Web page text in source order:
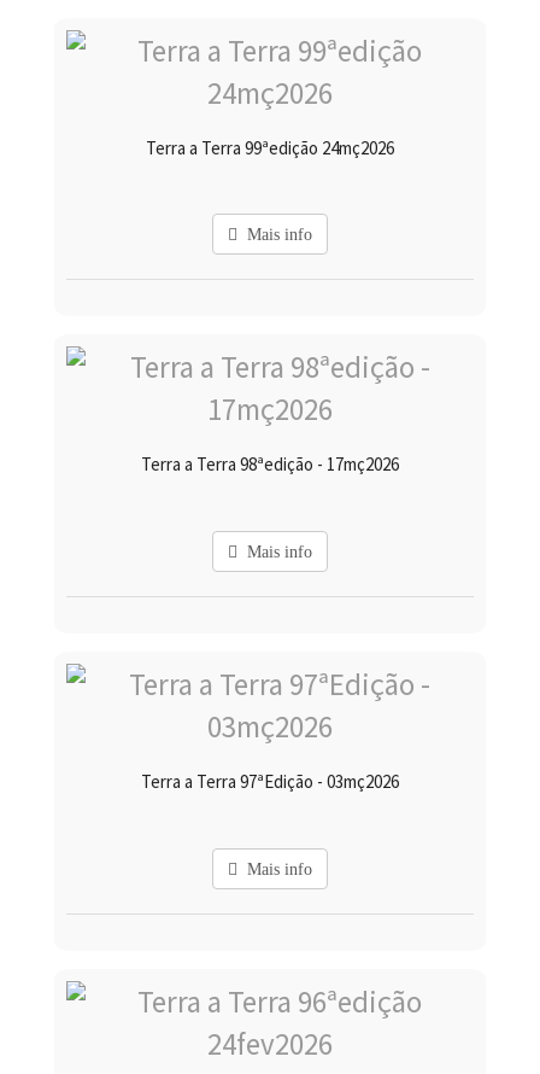
Terra a Terra 99ªedição 24mç2026
Mais info
Terra a Terra 98ªedição - 17mç2026
Mais info
Terra a Terra 97ªEdição - 03mç2026
Mais info